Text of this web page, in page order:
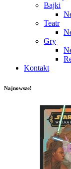
Bajki
Teatr
Gry
Kontakt
Najnowsze!